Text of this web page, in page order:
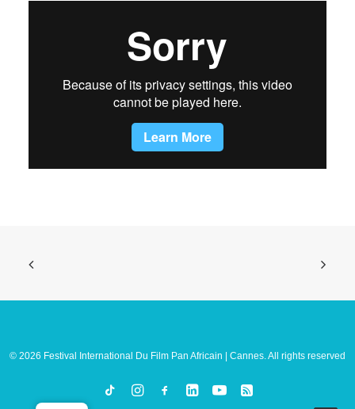
© 2026 Festival International Du Film Pan Africain | Cannes. All rights reserved